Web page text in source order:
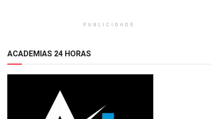
PUBLICIDADE
ACADEMIAS 24 HORAS